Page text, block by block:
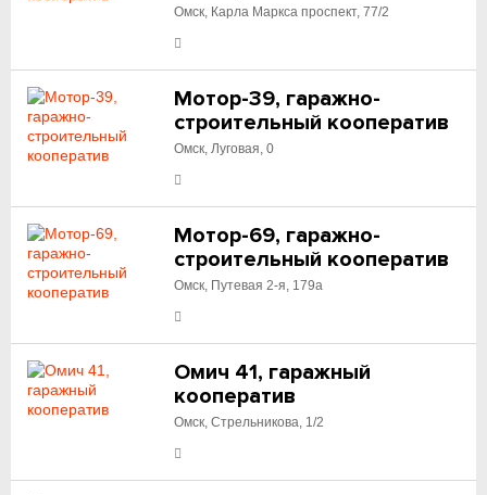
Омск, Карла Маркса проспект, 77/2
Мотор-39, гаражно-
строительный кооператив
Омск, Луговая, 0
Мотор-69, гаражно-
строительный кооператив
Омск, Путевая 2-я, 179а
Омич 41, гаражный
кооператив
Омск, Стрельникова, 1/2